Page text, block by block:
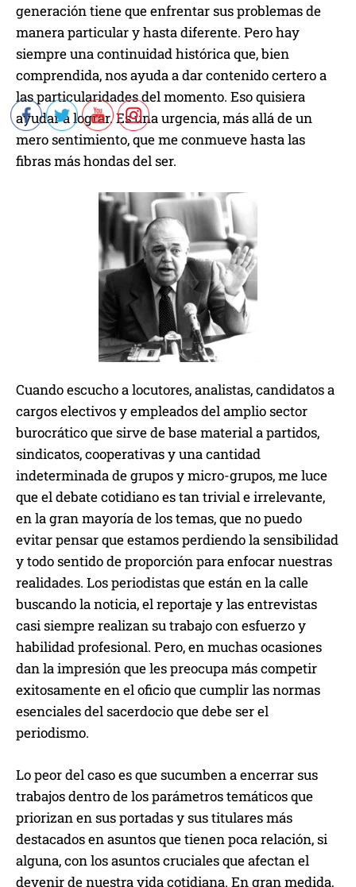
generación tiene que enfrentar sus problemas de
manera particular y hasta diferente. Pero hay
siempre una continuidad histórica que, bien
comprendida, nos ayuda a dar contenido certero a
las particularidades del momento. Eso quisiera
ayudar a lograr. Es una urgencia, más allá de un
mero sentimiento, que me conmueve hasta las
fibras más hondas del ser.
Cuando escucho a locutores, analistas, candidatos a
cargos electivos y empleados del amplio sector
burocrático que sirve de base material a partidos,
sindicatos, cooperativas y una cantidad
indeterminada de grupos y micro-grupos, me luce
que el debate cotidiano es tan trivial e irrelevante,
en la gran mayoría de los temas, que no puedo
evitar pensar que estamos perdiendo la sensibilidad
y todo sentido de proporción para enfocar nuestras
realidades. Los periodistas que están en la calle
buscando la noticia, el reportaje y las entrevistas
casi siempre realizan su trabajo con esfuerzo y
habilidad profesional. Pero, en muchas ocasiones
dan la impresión que les preocupa más competir
exitosamente en el oficio que cumplir las normas
esenciales del sacerdocio que debe ser el
periodismo.
Lo peor del caso es que sucumben a encerrar sus
trabajos dentro de los parámetros temáticos que
priorizan en sus portadas y sus titulares más
destacados en asuntos que tienen poca relación, si
alguna, con los asuntos cruciales que afectan el
devenir de nuestra vida cotidiana. En gran medida,